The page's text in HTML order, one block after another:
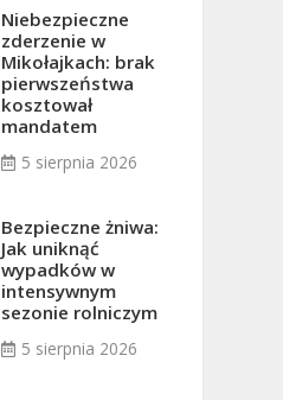
Niebezpieczne
zderzenie w
Mikołajkach: brak
pierwszeństwa
kosztował
mandatem
5 sierpnia 2026
Bezpieczne żniwa:
Jak uniknąć
wypadków w
intensywnym
sezonie rolniczym
5 sierpnia 2026